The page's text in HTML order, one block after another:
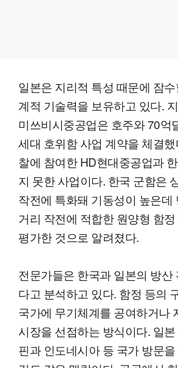
일본은 지리적 특성 때문에 잠
계적 기술력을 보유하고 있다.
미쓰비시중공업은 호주와 70억
세대 호위함 사업 계약을 체결
찰에 참여한 HD현대중공업과
지 못한 사업이다. 한국 군함은
작전에 특화돼 기동성이 높은데
거리 작전에 적합한 원양형 함
평가한 것으로 알려졌다.
전문가들은 한국과 일본의 방산
다고 분석하고 있다. 함정 등의
국가에 무기체계를 공여하거나
시장을 선점하는 방식이다. 일
핀과 인도네시아 등 국가 방문